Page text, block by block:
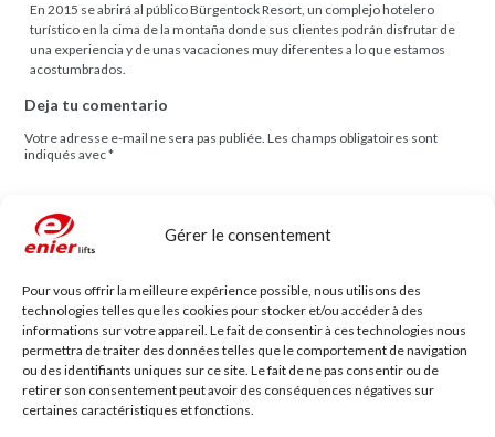
Gérer le consentement
Pour vous offrir la meilleure expérience possible, nous utilisons des
technologies telles que les cookies pour stocker et/ou accéder à des
informations sur votre appareil. Le fait de consentir à ces technologies nous
permettra de traiter des données telles que le comportement de navigation
ou des identifiants uniques sur ce site. Le fait de ne pas consentir ou de
retirer son consentement peut avoir des conséquences négatives sur
certaines caractéristiques et fonctions.
En 2015 se abrirá al público Bürgentock Resort, un complejo hotelero
turístico en la cima de la montaña donde sus clientes podrán disfrutar de
una experiencia y de unas vacaciones muy diferentes a lo que estamos
acostumbrados.
Deja tu comentario
Votre adresse e-mail ne sera pas publiée. Les champs obligatoires sont
indiqués avec*
Nom * Mail*